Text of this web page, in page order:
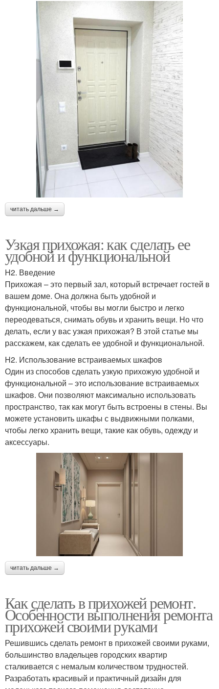
читать дальше →
Узкая прихожая: как сделать ее
удобной и функциональной
H2. Введение
Прихожая – это первый зал, который встречает гостей в
вашем доме. Она должна быть удобной и
функциональной, чтобы вы могли быстро и легко
переодеваться, снимать обувь и хранить вещи. Но что
делать, если у вас узкая прихожая? В этой статье мы
расскажем, как сделать ее удобной и функциональной.
H2. Использование встраиваемых шкафов
Один из способов сделать узкую прихожую удобной и
функциональной – это использование встраиваемых
шкафов. Они позволяют максимально использовать
пространство, так как могут быть встроены в стены. Вы
можете установить шкафы с выдвижными полками,
чтобы легко хранить вещи, такие как обувь, одежду и
аксессуары.
читать дальше →
Как сделать в прихожей ремонт.
Особенности выполнения ремонта
прихожей своими руками
Решившись сделать ремонт в прихожей своими руками,
большинство владельцев городских квартир
сталкивается с немалым количеством трудностей.
Разработать красивый и практичный дизайн для